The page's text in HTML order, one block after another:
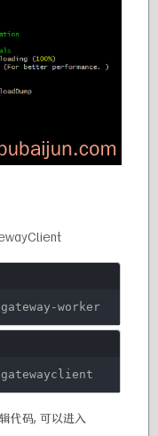
worker
代码, 可以进入